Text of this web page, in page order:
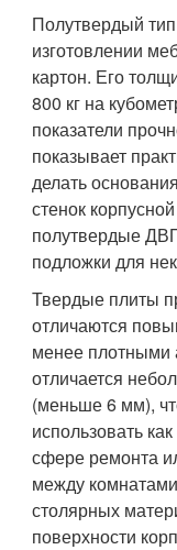
Полутвердый
изготовлении
картон. Его
800 кг на
показатели
показывает
делать
стенок
полутвердые
подложки для
Твердые плиты
отличаются
менее плотными
отличается
(меньше 6 мм),
использовать
сфере ремонта
между
столярных
поверхности